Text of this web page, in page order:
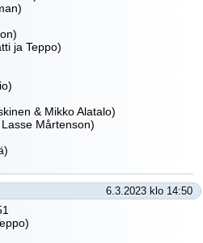
ja Teppo)
& Mikko Alatalo)
Mårtenson)
6.3.2023 klo 14:50